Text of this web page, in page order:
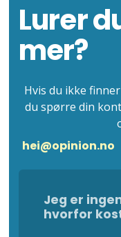
Lurer
mer?
Hvis du ikke
du spørre din
hei@opinion.no
Jeg er
hvorfor